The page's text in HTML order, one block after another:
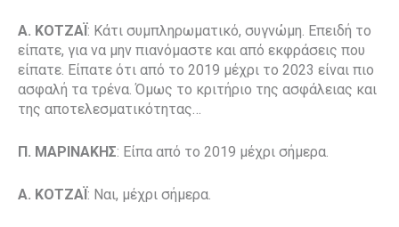
Α. ΚΟΤΖΑΪ: Κάτι συμπληρωματικό, συγνώμη. Επειδή το
είπατε, για να μην πιανόμαστε και από εκφράσεις που
είπατε. Είπατε ότι από το 2019 μέχρι το 2023 είναι πιο
ασφαλή τα τρένα. Όμως το κριτήριο της ασφάλειας και
της αποτελεσματικότητας…
Π. ΜΑΡΙΝΑΚΗΣ: Είπα από το 2019 μέχρι σήμερα.
Α. ΚΟΤΖΑΪ: Ναι, μέχρι σήμερα.